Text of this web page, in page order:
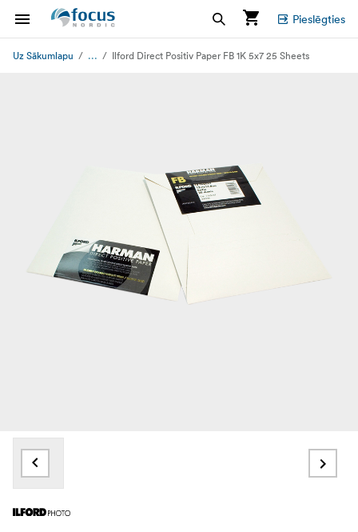
Pieslēgties
Uz Sākumlapu ... Ilford Direct Positiv Paper FB 1K 5x7 25 Sheets